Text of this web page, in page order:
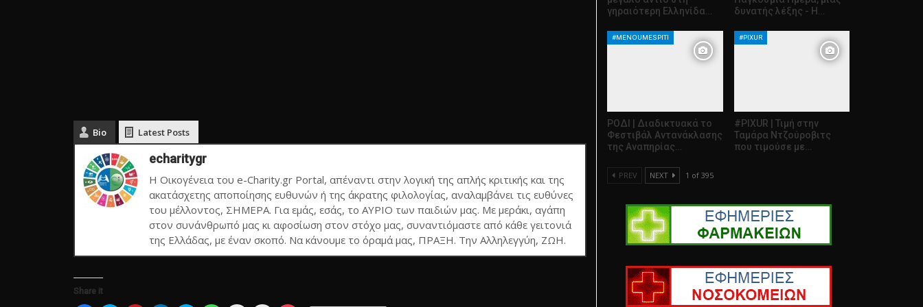
Bio Latest Posts
echaritygr
Η Οικογένεια του e-Charity.gr Portal, απέναντι στην λογική της απλής κριτικής και της
ακατάσχετης αποποίησης ευθυνών ή της άκρατης φιλολογίας, αναλαμβάνει τις ευθύνες
του μέλλοντος, ΣΗΜΕΡΑ. Για εμάς, εσάς, το ΑΥΡΙΟ των παιδιών μας. Με μεράκι, αγάπη
στον συνάνθρωπό μας κι αφοσίωση στον στόχο μας, συναντιόμαστε από κάθε γειτονιά
της Ελλάδας, με έναν σκοπό. Να κάνουμε το όραμά μας, ΠΡΑΞΗ. Την Αλληλεγγύη, ΖΩΗ.
Share it
γηραιότερη Ελληνίδα…
δυνατής λέξης - Η…
#MENOUMESPITI
ΡΟΔΙ | Διαδικτυακά το
Φεστιβάλ Αντανάκλασης
της Αναπηρίας…
#PIXUR
#PIXUR | Τιμή στην
Ταμάρα Ντζούροβιτς
που τιμούσε με…
PREV NEXT 1 of 395